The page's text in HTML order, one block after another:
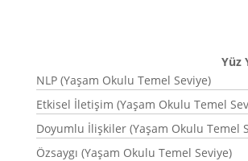
Yüz
NLP (Yaşam Okulu Temel Seviye)
Etkisel İletişim (Yaşam Okulu Temel
Doyumlu İlişkiler (Yaşam Okulu Temel
Özsaygı (Yaşam Okulu Temel Seviye)